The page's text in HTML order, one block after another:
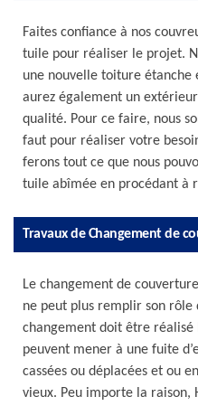
Faites confiance à nos
tuile pour réaliser le projet.
une nouvelle toiture
aurez également un
qualité. Pour ce faire, nous
faut pour réaliser votre
ferons tout ce que nous
tuile abîmée en procédant à
Travaux de Changement de
Le changement de
ne peut plus remplir son rôle
changement doit être réalisé
peuvent mener à une fuite
cassées ou déplacées et ou
vieux. Peu importe la raison,